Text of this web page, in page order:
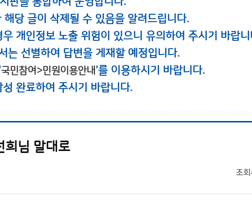
당 글이 삭제될 수 있음을 알려드립니다.
개인정보 노출 위험이 있으니 유의하여 주시기 바랍니
는 선별하여 답변을 게재할 예정입니다.
국민참여>민원이용안내'를 이용하시기 바랍니다.
완료하여 주시기 바랍니다.
희님 말대로
조회